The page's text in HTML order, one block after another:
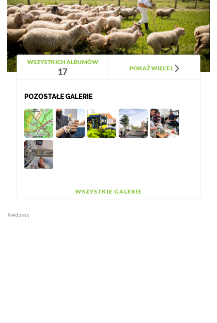
WSZYSTKICH ALBUMÓW
17 POKAŻ WIĘCEJ
POZOSTAŁE GALERIE
WSZYSTKIE GALERIE
Reklama